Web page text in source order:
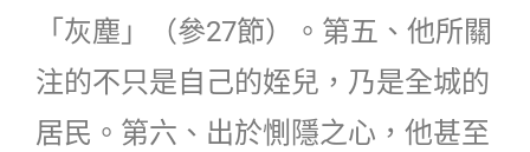
「灰塵」（參27節）。第五、他所關
注的不只是自己的姪兒，乃是全城的
居民。第六、出於惻隱之心，他甚至